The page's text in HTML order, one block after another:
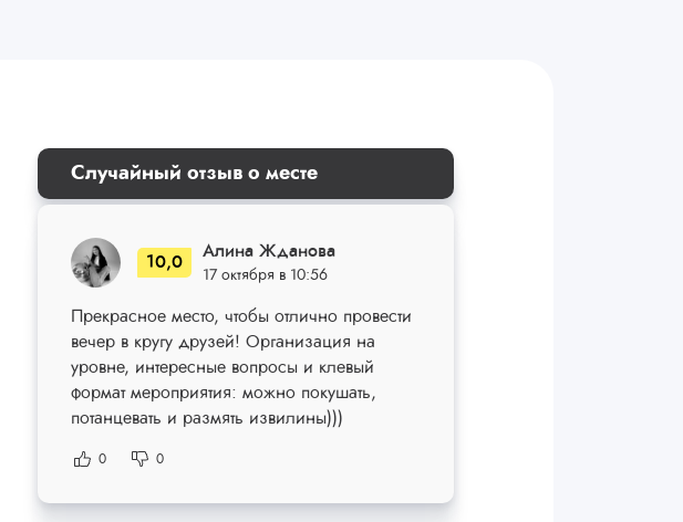
Случайный отзыв о месте
10,0
Алина Жданова
17 октября в 10:56
Прекрасное место, чтобы отлично провести
вечер в кругу друзей! Организация на
уровне, интересные вопросы и клевый
формат мероприятия: можно покушать,
потанцевать и размять извилины)))
0 0